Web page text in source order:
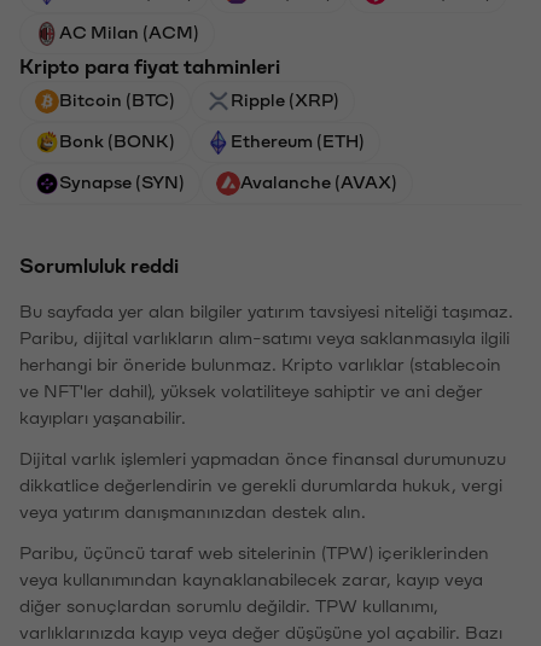
AC Milan (ACM)
Kripto para fiyat tahminleri
Bitcoin (BTC) Ripple (XRP)
Bonk (BONK) Ethereum (ETH)
Synapse (SYN) Avalanche (AVAX)
Sorumluluk reddi
Bu sayfada yer alan bilgiler yatırım tavsiyesi niteliği taşımaz.
Paribu, dijital varlıkların alım-satımı veya saklanmasıyla ilgili
herhangi bir öneride bulunmaz. Kripto varlıklar (stablecoin
ve NFT'ler dahil), yüksek volatiliteye sahiptir ve ani değer
kayıpları yaşanabilir.
Dijital varlık işlemleri yapmadan önce finansal durumunuzu
dikkatlice değerlendirin ve gerekli durumlarda hukuk, vergi
veya yatırım danışmanınızdan destek alın.
Paribu, üçüncü taraf web sitelerinin (TPW) içeriklerinden
veya kullanımından kaynaklanabilecek zarar, kayıp veya
diğer sonuçlardan sorumlu değildir. TPW kullanımı,
varlıklarınızda kayıp veya değer düşüşüne yol açabilir. Bazı